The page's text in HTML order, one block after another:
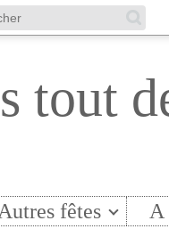
tout
Autres fêtes A